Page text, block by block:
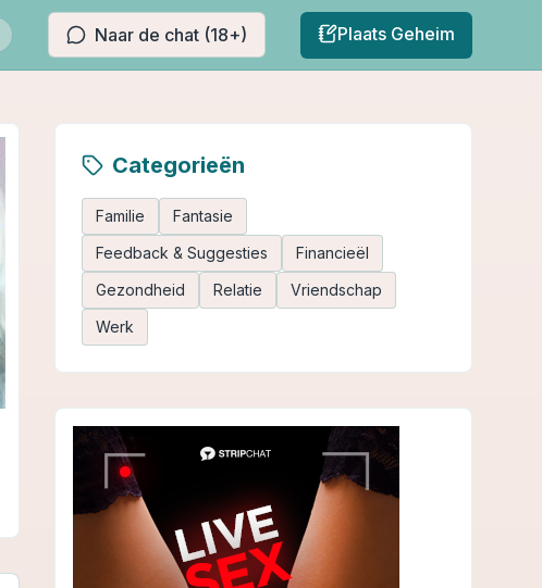
Naar de chat (18+) Plaats Geheim
Categorieën
Familie
Fantasie
Feedback & Suggesties
Financieël
Gezondheid
Relatie
Vriendschap
Werk